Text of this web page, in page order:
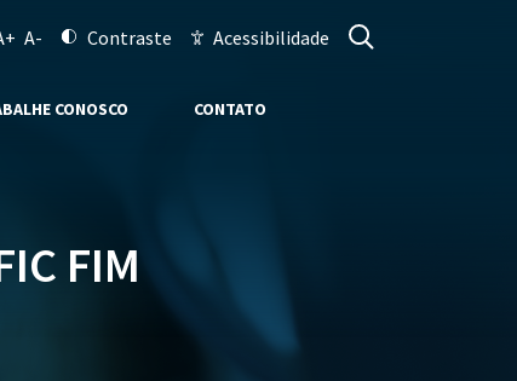
A- Contraste Acessibilidade
CONOSCO CONTATO
FIM